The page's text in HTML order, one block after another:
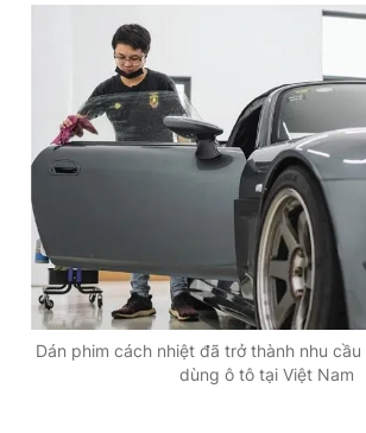
Theo dõi báo trên
0906 645 777
Liên hệ
0908 780
Đặt báo Quảng cáo RSS Tòa
Tổng biên tập: Nguyễn Ngọc Toàn
Phó tổng biên tập thường trực: Hải Thành
Phó tổng biên tập: Lâm Hiếu Dũng
Phó tổng biên tập: Trần Việt Hưng
Dán phim cách nhiệt đã trở thành nhu
dùng ô tô tại Việt Nam